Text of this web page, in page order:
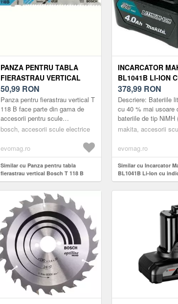
PANZA PENTRU TABLA
FIERASTRAU VERTICAL
BOSCH T 118 B
50,99 RON
Panza pentru fierastrau vertical T
118 B face parte din gama de
accesorii pentru scule
profesionale Bosch. Alte
fi...
bosch, accesorii scule electrice
evomag.ro
Similar cu Panza pentru tabla
fierastrau vertical Bosch T 118 B
INCARCATOR
BL1041B LI-ION
INDICATOR 12V
378,99 RON
Descriere: Bateriile
cu 40 % mai usoare
bateriile de tip NiMH
cu acumulator.
makita, accesorii
evomag.ro
Similar cu Incarcator
BL1041B Li-Ion cu
4.0Ah